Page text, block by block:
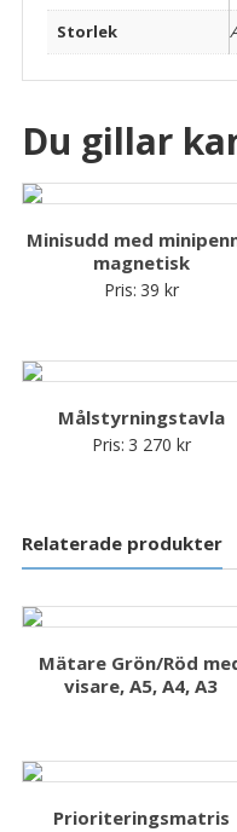
Storlek
Du gillar
Minisudd med
magnetisk
Pris: 39 kr
Målstyrningstavla
Pris: 3 270 kr
Relaterade produkter
Mätare Grön/Röd
visare, A5, A4, A3
Prioriteringsmatris